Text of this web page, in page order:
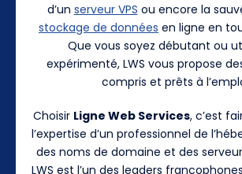
d’un serveur VPS ou encore la
stockage de données en ligne en
Que vous soyez débutant ou
expérimenté, LWS vous propose
compris et prêts à
Choisir Ligne Web Services, c’est
l’expertise d’un professionnel de
des noms de domaine et des
LWS est l’un des leaders